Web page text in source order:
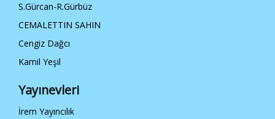
S.Gürcan-R.Gürbüz
CEMALETTIN SAHIN
Cengiz Dağcı
Kamil Yeşil
Yayınevleri
İrem Yayıncılık